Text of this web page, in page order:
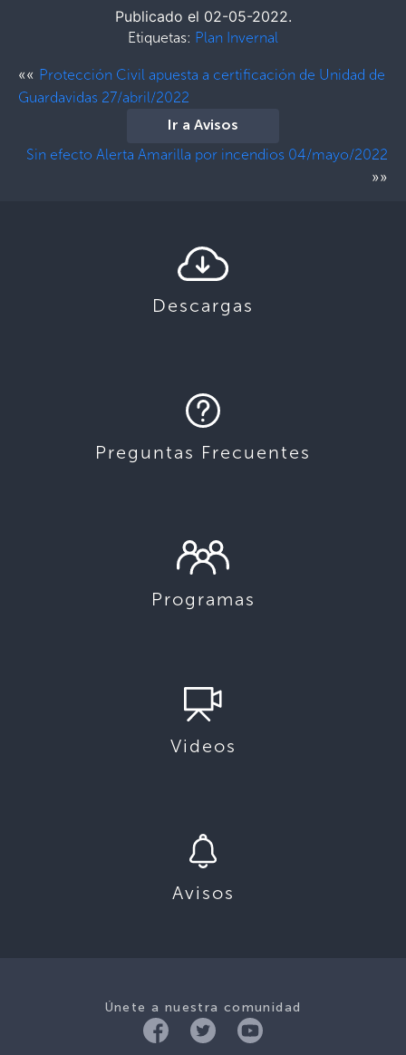
Publicado el 02-05-2022.
Etiquetas: Plan Invernal
«« Protección Civil apuesta a certificación de Unidad de
Guardavidas 27/abril/2022
Ir a Avisos
Sin efecto Alerta Amarilla por incendios 04/mayo/2022
»»
Descargas
Preguntas Frecuentes
Programas
Videos
Avisos
Únete a nuestra comunidad